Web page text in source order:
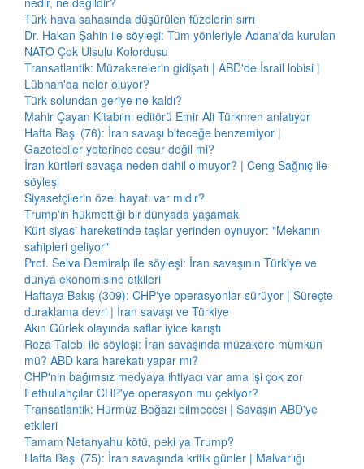
Türk hava sahasında düşürülen füzelerin sırrı
Dr. Hakan Şahin ile söyleşi: Tüm yönleriyle Adana'da kurulan
NATO Çok Ulsulu Kolordusu
Transatlantik: Müzakerelerin gidişatı | ABD'de İsrail lobisi |
Lübnan'da neler oluyor?
Türk solundan geriye ne kaldı?
Mahir Çayan Kitabı'nı editörü Emir Ali Türkmen anlatıyor
Hafta Başı (76): İran savaşı biteceğe benzemiyor |
Gazeteciler yeterince cesur değil mi?
İran kürtleri savaşa neden dahil olmuyor? | Ceng Sağnıç ile
söyleşi
Siyasetçilerin özel hayatı var mıdır?
Trump'ın hükmettiği bir dünyada yaşamak
Kürt siyasi hareketinde taşlar yerinden oynuyor: "Mekanın
sahipleri geliyor"
Prof. Selva Demiralp ile söyleşi: İran savaşının Türkiye ve
dünya ekonomisine etkileri
Haftaya Bakış (309): CHP'ye operasyonlar sürüyor | Süreçte
duraklama devri | İran savaşı ve Türkiye
Akın Gürlek olayında saflar iyice karıştı
Reza Talebi ile söyleşi: İran savaşında müzakere mümkün
mü? ABD kara harekatı yapar mı?
CHP'nin bağımsız medyaya ihtiyacı var ama işi çok zor
Fethullahçılar CHP'ye operasyon mu çekiyor?
Transatlantik: Hürmüz Boğazı bilmecesi | Savaşın ABD'ye
etkileri
Tamam Netanyahu kötü, peki ya Trump?
Hafta Başı (75): İran savaşında kritik günler | Malvarlığı